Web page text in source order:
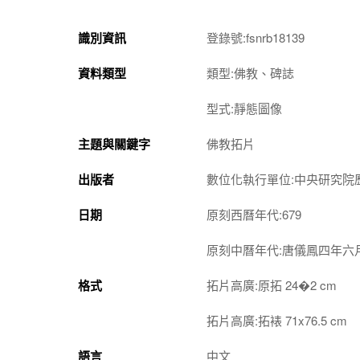
識別資訊 登錄號:fsnrb18139
資料類型 類型:佛教、碑誌
型式:靜態圖像
主題與關鍵字 佛教拓片
出版者 數位化執行單位:中央研究院
日期 原刻西曆年代:679
原刻中曆年代:唐儀鳳四年六
格式 拓片高廣:原拓 24�2 cm
拓片高廣:拓裱 71x76.5 cm
語言 中文